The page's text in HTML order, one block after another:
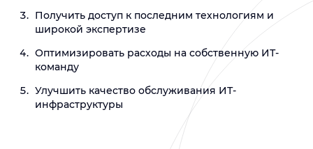
Получить доступ к последним технологиям и
широкой экспертизе
Оптимизировать расходы на собственную ИТ-
команду
Улучшить качество обслуживания ИТ-
инфраструктуры